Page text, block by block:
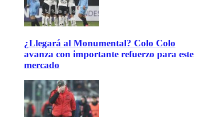
¿Llegará al Monumental? Colo Colo
avanza con importante refuerzo para este
mercado